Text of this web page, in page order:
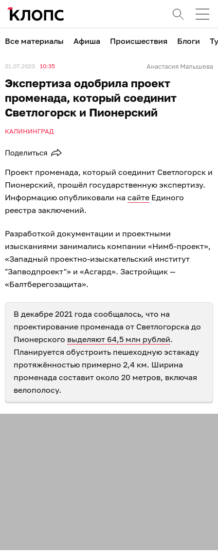
Все материалы Афиша Происшествия Блоги
21.07.2023 10:35 Анастасия Малышева
Экспертиза одобрила проект
променада, который соединит
Светлогорск и Пионерский
КАЛИНИНГРАД
Поделиться
Проект променада, который соединит Светлогорск и
Пионерский, прошёл государственную экспертизу.
Информацию опубликовали на сайте Единого
реестра заключений.
Разработкой документации и проектными
изысканиями занимались компании «Нимб-проект»,
«Западный проектно-изыскательский институт
"Запводпроект"» и «Асгард». Застройщик —
«Балтберегозащита».
В декабре 2021 года сообщалось, что на
проектирование променада от Светлогорска до
Пионерского выделяют 64,5 млн рублей.
Планируется обустроить пешеходную эстакаду
протяжённостью примерно 2,4 км. Ширина
променада составит около 20 метров, включая
велополосу.